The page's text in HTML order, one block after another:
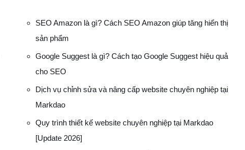
SEO Amazon là gì? Cách SEO Amazon giúp tăng hiển thị
sản phẩm
Google Suggest là gì? Cách tạo Google Suggest hiệu quả
cho SEO
Dịch vụ chỉnh sửa và nâng cấp website chuyên nghiệp tại
Markdao
Quy trình thiết kế website chuyên nghiệp tại Markdao
[Update 2026]